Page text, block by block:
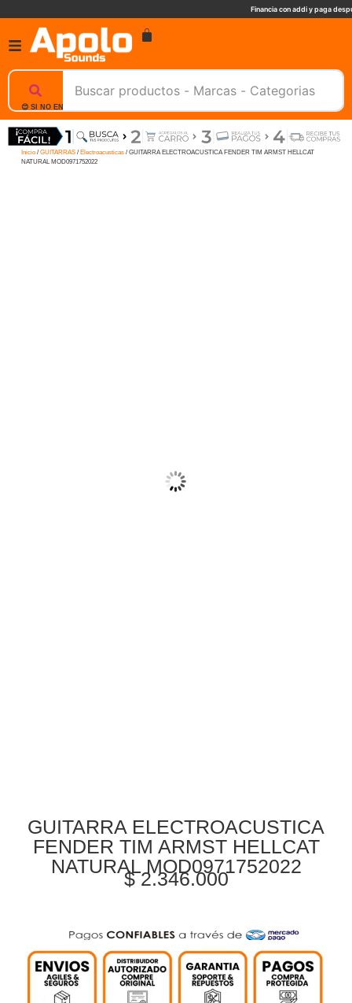
Financia con addi y paga
😊 SI NO ENCUENTRAS UN PRODUCTO, NOSOTROS TE AYUDAMOS, ESCRIBENOS. 📲
Inicio/ GUITARRAS/ Electroacusticas/ GUITARRA ELECTROACUSTICA FENDER TIM ARMST HELLCAT
NATURAL MOD0971752022
GUITARRA ELECTROACUSTICA
FENDER TIM ARMST HELLCAT
NATURAL MOD0971752022
$2.346.000